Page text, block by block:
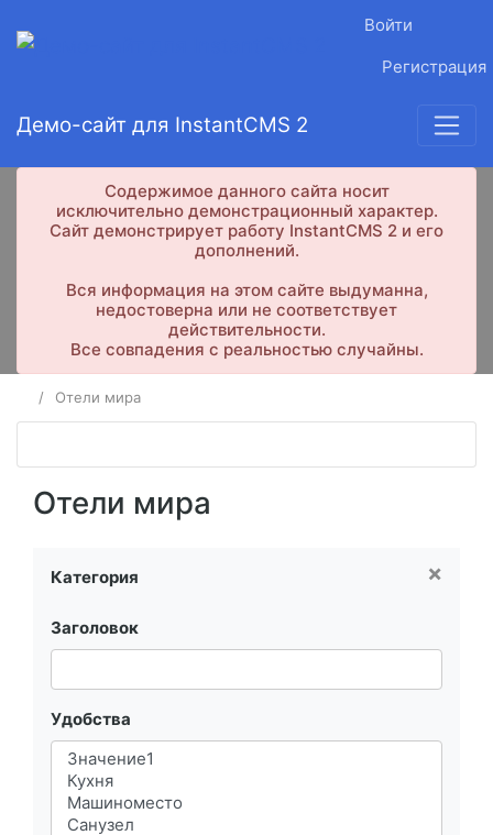
Войти
Регистрация
Демо-сайт для InstantCMS 2
Содержимое данного сайта носит
исключительно демонстрационный характер.
Сайт демонстрирует работу InstantCMS 2 и его
дополнений.
Вся информация на этом сайте выдуманна,
недостоверна или не соответствует
действительности.
Все совпадения с реальностью случайны.
Отели мира
Отели мира
×
Категория
Заголовок
Удобства